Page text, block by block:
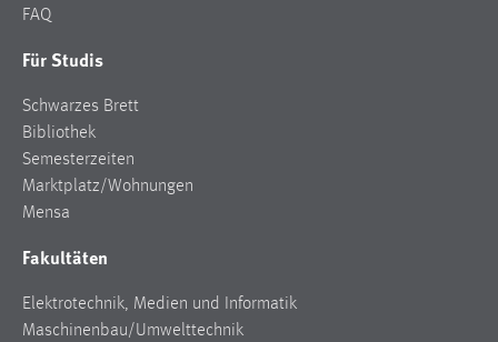
FAQ
Für Studis
Schwarzes Brett
Bibliothek
Semesterzeiten
Marktplatz/Wohnungen
Mensa
Fakultäten
Elektrotechnik, Medien und Informatik
Maschinenbau/Umwelttechnik